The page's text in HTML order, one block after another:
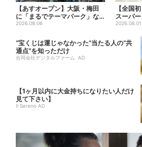
【あすオープン】大阪・梅田
に「まるでテーマパーク」な
巨大スポーツ店、461ブラン...
2026.08.06
【全国
スーパ
抽選会」
2026.08.01
“宝くじは運じゃなかった”当たる人の“共
通点”を知っただけ
合同会社デジタルファーム AD
【1ヶ月以内に大金持ちになりたい人だけ
見て下さい】
Il Sereno AD